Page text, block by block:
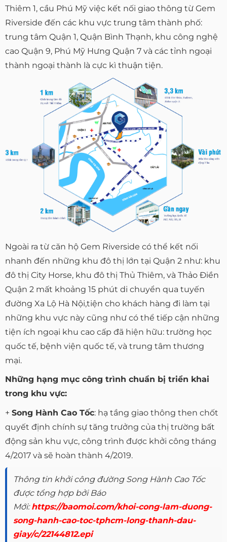
Thiêm 1, cầu Phú Mỹ việc kết nối giao thông từ Gem
Riverside đến các khu vực trung tâm thành phố:
trung tâm Quận 1, Quận Bình Thạnh, khu công nghệ
cao Quận 9, Phú Mỹ Hưng Quận 7 và các tỉnh ngoại
thành ngoại thành là cực kì thuận tiện.
Ngoài ra từ căn hộ Gem Riverside có thể kết nối
nhanh đến những khu đô thị lớn tại Quận 2 như: khu
đô thị City Horse, khu đô thị Thủ Thiêm, và Thảo Điền
Quận 2 mất khoảng 15 phút di chuyển qua tuyến
đường Xa Lộ Hà Nội,tiện cho khách hàng đi làm tại
những khu vực này cũng như có thể tiếp cận những
tiện ích ngoại khu cao cấp đã hiện hữu: trường học
quốc tế, bệnh viện quốc tế, và trung tâm thương
mại.
Những hạng mục công trình chuẩn bị triển khai
trong khu vực:
+ Song Hành Cao Tốc: hạ tầng giao thông then chốt
quyết định chính sự tăng trưởng của thị trường bất
động sản khu vực, công trình được khởi công tháng
4/2017 và sẽ hoàn thành 4/2019.
Thông tin khởi công đường Song Hành Cao Tốc
được tổng hợp bởi Báo
Mới:https://baomoi.com/khoi-cong-lam-duong-
song-hanh-cao-toc-tphcm-long-thanh-dau-
giay/c/22144812.epi